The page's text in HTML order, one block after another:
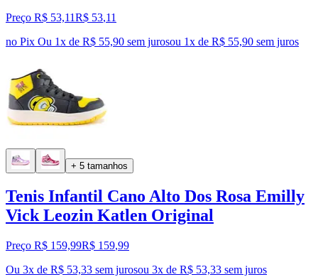
Preço R$ 53,11R$ 53,11
no Pix Ou 1x de R$ 55,90 sem jurosou 1x de R$ 55,90 sem juros
+ 5 tamanhos
Tenis Infantil Cano Alto Dos Rosa Emilly
Vick Leozin Katlen Original
Preço R$ 159,99R$ 159,99
Ou 3x de R$ 53,33 sem jurosou 3x de R$ 53,33 sem juros